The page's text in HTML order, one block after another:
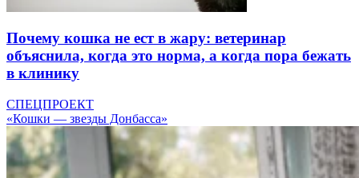
Почему кошка не ест в жару: ветеринар
объяснила, когда это норма, а когда пора бежать
в клинику
СПЕЦПРОЕКТ
«Кошки — звезды Донбасса»